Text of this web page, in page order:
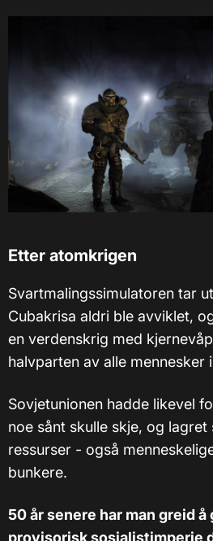
Etter atomkrigen
Svartmalingssimulatoren tar
Cubakrisa aldri ble avviklet,
en verdenskrig med
halvparten av alle mennesker
Sovjetunionen hadde likevel
noe sånt skulle skje, og lagret
ressurser - også
bunkere.
50 år senere har man greid
provisorisk sosialistimperie